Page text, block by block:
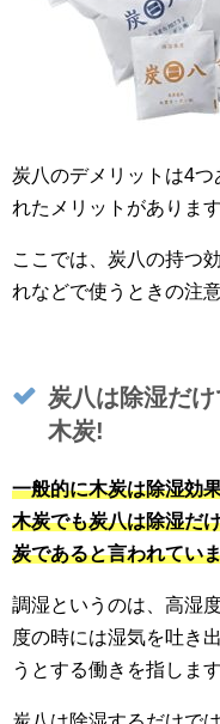
炭八のデメリットは4
れたメリットがあります
ここでは、炭八の持つ
れなどで使うときの注
炭八は除湿だ
木炭!
一般的に木炭は除湿効
木炭でも炭八は除湿だ
炭であると言われてい
調湿というのは、高湿
度の時には湿気を吐き
うとする働きを指します